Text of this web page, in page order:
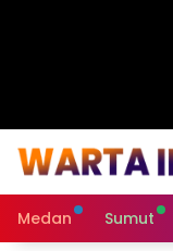
Medan Sumut